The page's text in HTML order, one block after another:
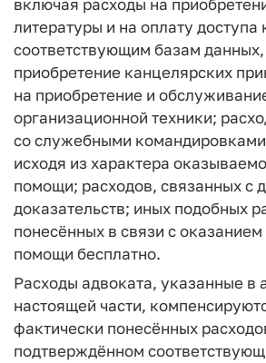
литературы и на оплату доступа
соответствующим базам
приобретение канцелярских
на приобретение и
организационной техники;
со служебными
исходя из характера
помощи; расходов, связанных с
доказательств; иных подобных
понесённых в связи с
помощи бесплатно.
Расходы адвоката, указанные в
настоящей части,
фактически понесённых
подтверждённом